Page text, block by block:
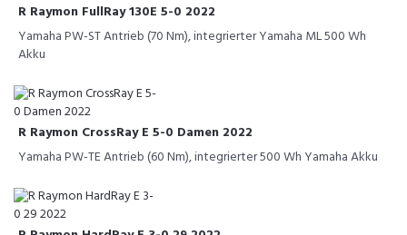
R Raymon FullRay 130E 5-0 2022
Yamaha PW-ST Antrieb (70 Nm), integrierter Yamaha ML 500 Wh
Akku
R Raymon CrossRay E 5-0 Damen 2022
Yamaha PW-TE Antrieb (60 Nm), integrierter 500 Wh Yamaha Akku